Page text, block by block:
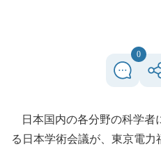
0
日本国内の各分野の科学者
る日本学術会議が、東京電